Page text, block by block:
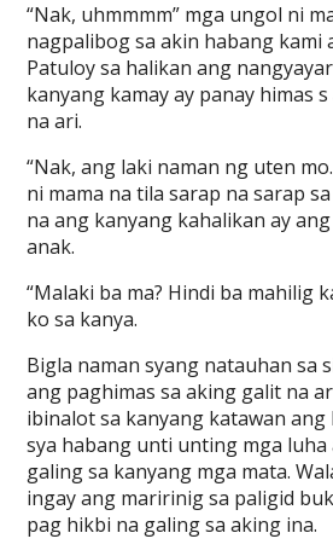
“Nak, uhmmmm” mga ungol ni
nagpalibog sa akin habang kami
Patuloy sa halikan ang
kanyang kamay ay panay himas
na ari.
“Nak, ang laki naman ng uten
ni mama na tila sarap na sarap
na ang kanyang kahalikan ay
anak.
“Malaki ba ma? Hindi ba mahilig
ko sa kanya.
Bigla naman syang natauhan sa
ang paghimas sa aking galit na
ibinalot sa kanyang katawan
sya habang unti unting mga
galing sa kanyang mga mata.
ingay ang maririnig sa paligid
pag hikbi na galing sa aking ina.